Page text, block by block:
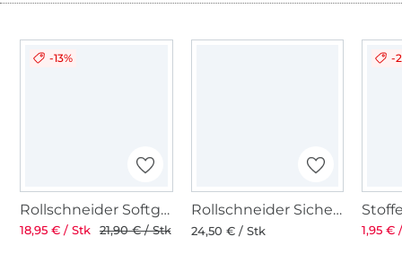
-13%
Rollschneider Softgriff 45 mm
18,95 € / Stk 21,90 € / Stk
Rollschneider Sicherheitsgriff 45 mm
24,50 € / Stk
-
1,95 €